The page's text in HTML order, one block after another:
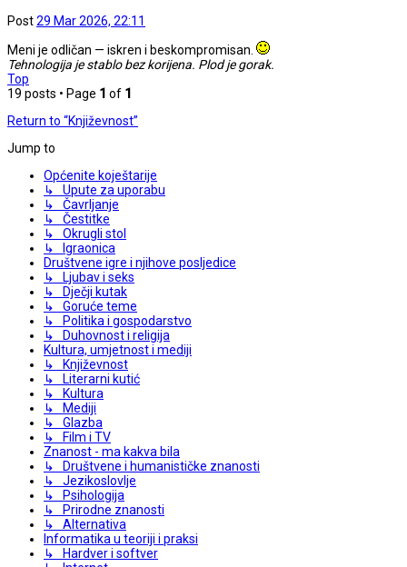
Post29 Mar 2026, 22:11
Meni je odličan — iskren i beskompromisan.
Tehnologija je stablo bez korijena. Plod je gorak.
Top
19 posts • Page 1 of 1
Return to “Književnost”
Jump to
Općenite koještarije
↳ Upute za uporabu
↳ Čavrljanje
↳ Čestitke
↳ Okrugli stol
↳ Igraonica
Društvene igre i njihove posljedice
↳ Ljubav i seks
↳ Dječji kutak
↳ Goruće teme
↳ Politika i gospodarstvo
↳ Duhovnost i religija
Kultura, umjetnost i mediji
↳ Književnost
↳ Literarni kutić
↳ Kultura
↳ Mediji
↳ Glazba
↳ Film i TV
Znanost - ma kakva bila
↳ Društvene i humanističke znanosti
↳ Jezikoslovlje
↳ Psihologija
↳ Prirodne znanosti
↳ Alternativa
Informatika u teoriji i praksi
↳ Hardver i softver